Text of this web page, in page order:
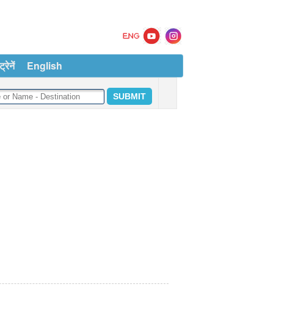
ट्रेनें English